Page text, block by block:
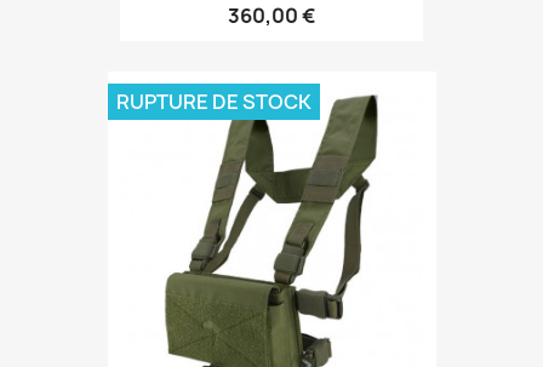
360,00 €
RUPTURE DE STOCK